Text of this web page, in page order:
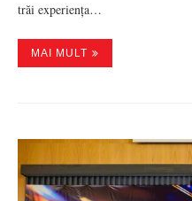
trăi experiența…
MAI MULT